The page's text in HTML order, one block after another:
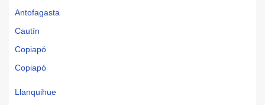
Antofagasta
Cautín
Copiapó
Copiapó
Llanquihue